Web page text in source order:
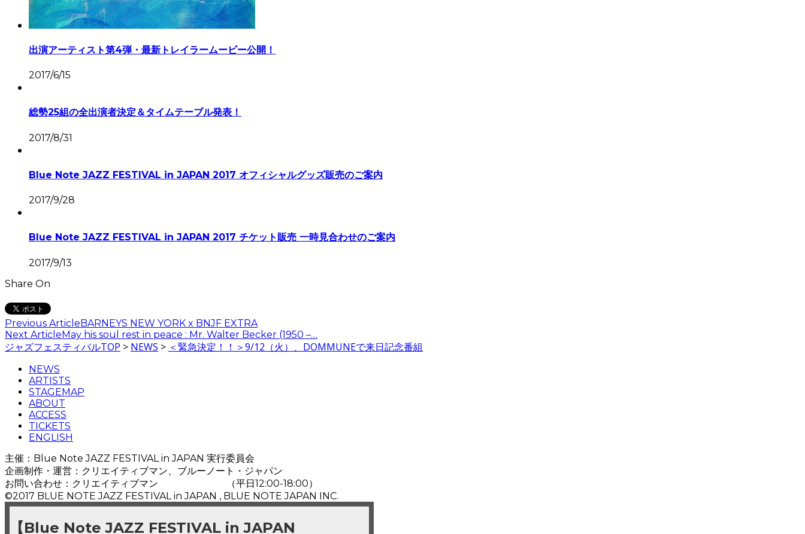
出演アーティスト第4弾・最新トレイラームービー公開！
2017/6/15
総勢25組の全出演者決定＆タイムテーブル発表！
2017/8/31
Blue Note JAZZ FESTIVAL in JAPAN 2017 オフィシャルグッズ販売のご案内
2017/9/28
Blue Note JAZZ FESTIVAL in JAPAN 2017 チケット販売 一時見合わせのご案内
2017/9/13
Share On
Previous ArticleBARNEYS NEW YORK x BNJF EXTRA
Next ArticleMay his soul rest in peace : Mr. Walter Becker (1950 –…
ジャズフェスティバルTOP > NEWS > ＜緊急決定！！＞9/12（火）、DOMMUNEで来日記念番組
NEWS
ARTISTS
STAGEMAP
ABOUT
ACCESS
TICKETS
ENGLISH
主催：Blue Note JAZZ FESTIVAL in JAPAN 実行委員会
企画制作・運営：クリエイティブマン、ブルーノート・ジャパン
お問い合わせ：クリエイティブマン
（平日12:00-18:00）
©2017 BLUE NOTE JAZZ FESTIVAL in JAPAN , BLUE NOTE JAPAN INC.
【Blue Note JAZZ FESTIVAL in JAPAN